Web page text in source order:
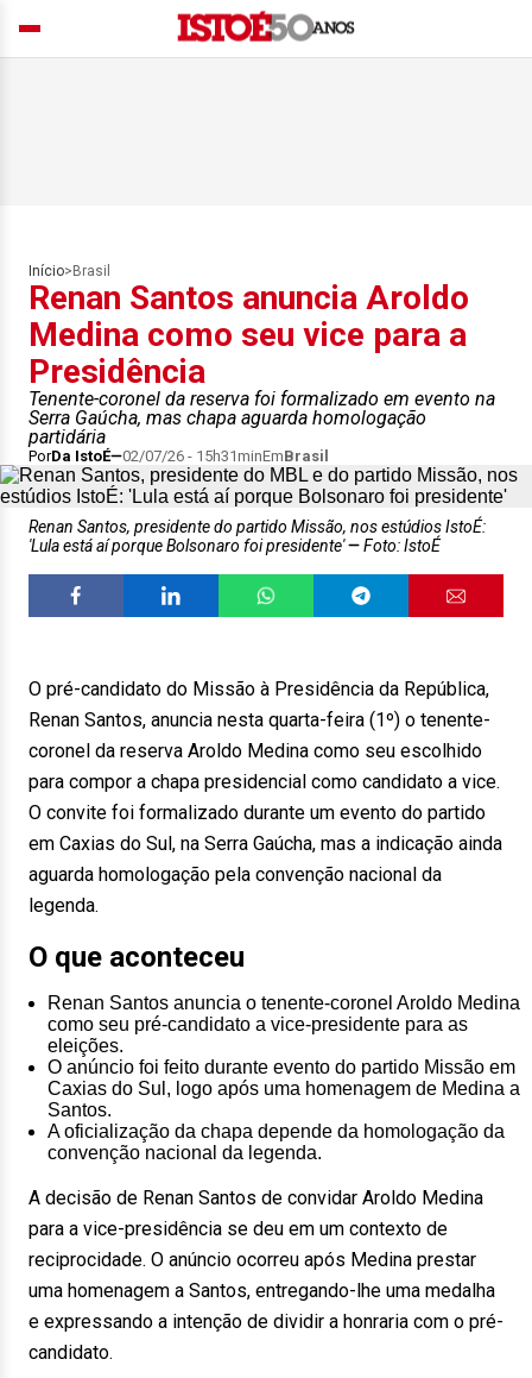
Início> Brasil
Renan Santos anuncia Aroldo
Medina como seu vice para a
Presidência
Tenente-coronel da reserva foi formalizado em evento na
Serra Gaúcha, mas chapa aguarda homologação
partidária
PorDa IstoÉ 02/07/26 - 15h31minEmBrasil
Renan Santos, presidente do partido Missão, nos estúdios IstoÉ:
'Lula está aí porque Bolsonaro foi presidente'
Foto: IstoÉ
O pré-candidato do Missão à Presidência da República,
Renan Santos, anuncia nesta quarta-feira (1º) o tenente-
coronel da reserva Aroldo Medina como seu escolhido
para compor a chapa presidencial como candidato a vice.
O convite foi formalizado durante um evento do partido
em Caxias do Sul, na Serra Gaúcha, mas a indicação ainda
aguarda homologação pela convenção nacional da
legenda.
O que aconteceu
Renan Santos anuncia o tenente-coronel Aroldo Medina
como seu pré-candidato a vice-presidente para as
eleições.
O anúncio foi feito durante evento do partido Missão em
Caxias do Sul, logo após uma homenagem de Medina a
Santos.
A oficialização da chapa depende da homologação da
convenção nacional da legenda.
A decisão de Renan Santos de convidar Aroldo Medina
para a vice-presidência se deu em um contexto de
reciprocidade. O anúncio ocorreu após Medina prestar
uma homenagem a Santos, entregando-lhe uma medalha
e expressando a intenção de dividir a honraria com o pré-
candidato.